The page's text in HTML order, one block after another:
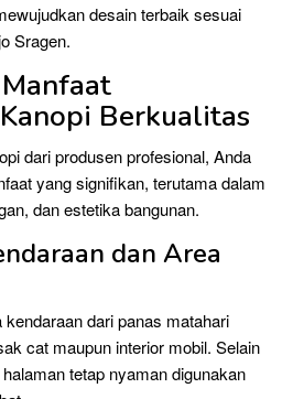
desain terbaik sesuai
Sragen.
Berkualitas
dari produsen profesional, Anda
yang signifikan, terutama dalam
dan estetika bangunan.
dan Area
dari panas matahari
cat maupun interior mobil. Selain
tetap nyaman digunakan